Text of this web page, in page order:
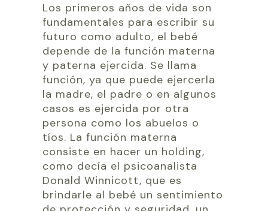
Los primeros años de vida son
fundamentales para escribir su
futuro como adulto, el bebé
depende de la función materna
y paterna ejercida. Se llama
función, ya que puede ejercerla
la madre, el padre o en algunos
casos es ejercida por otra
persona como los abuelos o
tíos. La función materna
consiste en hacer un holding,
como decía el psicoanalista
Donald Winnicott, que es
brindarle al bebé un sentimiento